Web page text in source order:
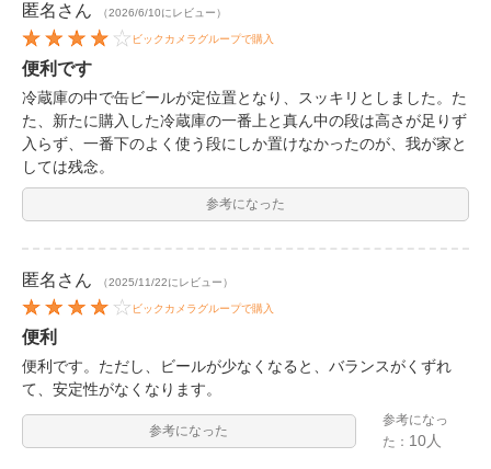
匿名 さん （2026/6/10にレビュー）
ビックカメラグループで購入
便利です
冷蔵庫の中で缶ビールが定位置となり、スッキリとしました。た
た、新たに購入した冷蔵庫の一番上と真ん中の段は高さが足りず
入らず、一番下のよく使う段にしか置けなかったのが、我が家と
しては残念。
参考になった
匿名 さん （2025/11/22にレビュー）
ビックカメラグループで購入
便利
便利です。ただし、ビールが少なくなると、バランスがくずれ
て、安定性がなくなります。
参考になった
参考になっ
た： 10人